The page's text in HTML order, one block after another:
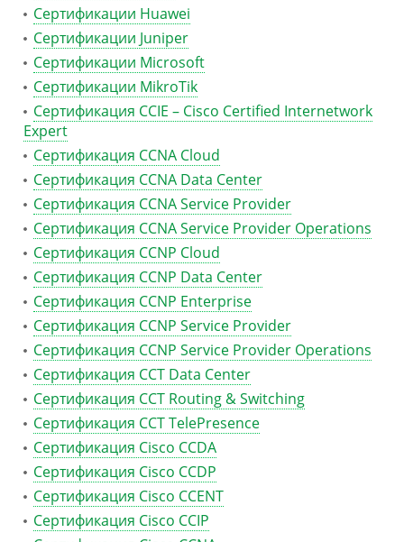
Сертификации Huawei
Сертификации Juniper
Сертификации Microsoft
Сертификации MikroTik
Сертификация CCIE – Cisco Certified Internetwork
Expert
Сертификация CCNA Cloud
Сертификация CCNA Data Center
Сертификация CCNA Service Provider
Сертификация CCNA Service Provider Operations
Сертификация CCNP Cloud
Сертификация CCNP Data Center
Сертификация CCNP Enterprise
Сертификация CCNP Service Provider
Сертификация CCNP Service Provider Operations
Сертификация CCT Data Center
Сертификация CCT Routing & Switching
Сертификация CCT TelePresence
Сертификация Cisco CCDA
Сертификация Cisco CCDP
Сертификация Cisco CCENT
Сертификация Cisco CCIP